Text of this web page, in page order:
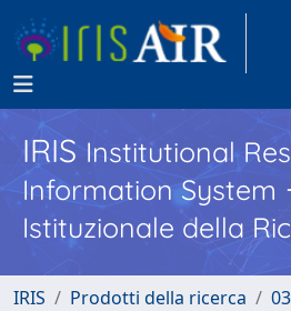
IRISInstitutional
Information System
Istituzionale della
IRIS Prodotti della ricerca